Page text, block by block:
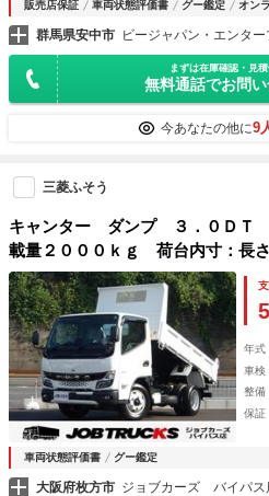
販売店保証 車両状態評価書 グー鑑定 オン
群馬県安中市 ビージャパン・エンター
まずは在庫確認・見
無料通話でお問
今あなたの他に9
三菱ふそう
キャンター ダンプ ３．０Ｄ
載量２０００ｋｇ 荷台内寸：長
高さ３６ｃｍ 車両総重量５９
ートキー Ｂカメラ ドラレコ
ー レーンアシスト
年式
車検
整備
保証
車両状態評価書 グー鑑定
大阪府枚方市 ジョブカーズ バイパス